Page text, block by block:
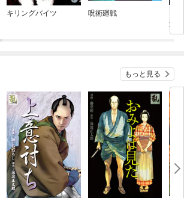
キリングバイツ 呪術廻戦
武
もっと見る